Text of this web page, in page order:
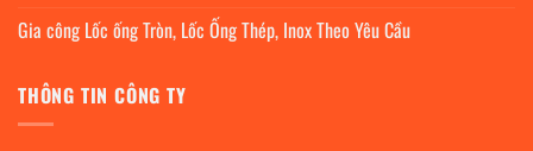
Gia công Lốc ống Tròn, Lốc Ống Thép, Inox Theo Yêu Cầu
THÔNG TIN CÔNG TY